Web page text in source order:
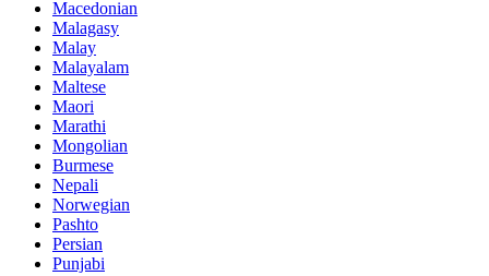
Macedonian
Malagasy
Malay
Malayalam
Maltese
Maori
Marathi
Mongolian
Burmese
Nepali
Norwegian
Pashto
Persian
Punjabi